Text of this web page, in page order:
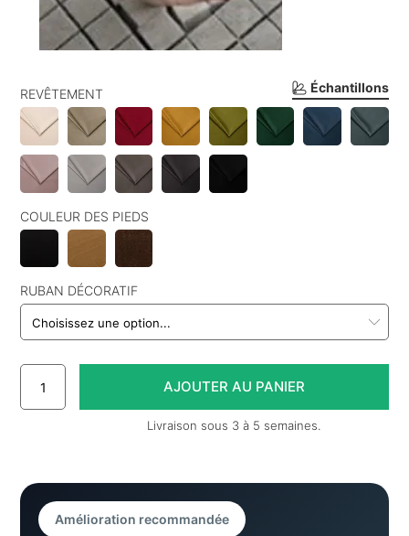
Échantillons
REVÊTEMENT
COULEUR DES PIEDS
RUBAN DÉCORATIF
Livraison sous 3 à 5 semaines.
Amélioration recommandée